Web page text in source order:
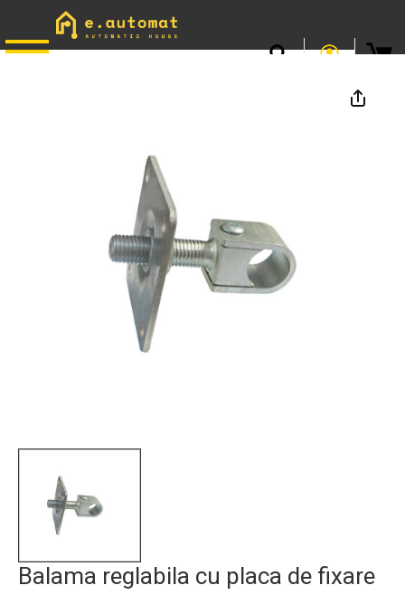
📞0746.301.381· L–V 9–17 · Livrare gratuită peste 500 lei
Balama reglabila cu placa de fixare